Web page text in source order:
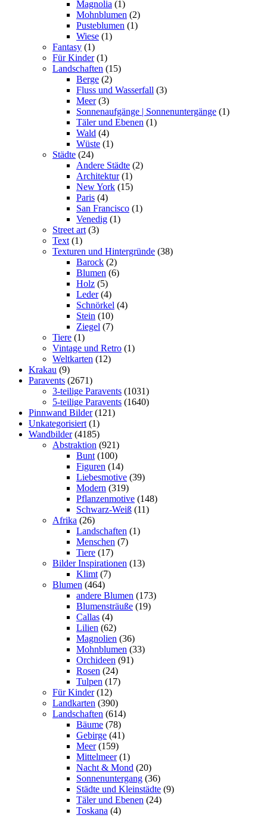
Magnolia (1)
Mohnblumen (2)
Pusteblumen (1)
Wiese (1)
Fantasy (1)
Für Kinder (1)
Landschaften (15)
Berge (2)
Fluss und Wasserfall (3)
Meer (3)
Sonnenaufgänge | Sonnenuntergänge (1)
Täler und Ebenen (1)
Wald (4)
Wüste (1)
Städte (24)
Andere Städte (2)
Architektur (1)
New York (15)
Paris (4)
San Francisco (1)
Venedig (1)
Street art (3)
Text (1)
Texturen und Hintergründe (38)
Barock (2)
Blumen (6)
Holz (5)
Leder (4)
Schnörkel (4)
Stein (10)
Ziegel (7)
Tiere (1)
Vintage und Retro (1)
Weltkarten (12)
Krakau (9)
Paravents (2671)
3-teilige Paravents (1031)
5-teilige Paravents (1640)
Pinnwand Bilder (121)
Unkategorisiert (1)
Wandbilder (4185)
Abstraktion (921)
Bunt (100)
Figuren (14)
Liebesmotive (39)
Modern (319)
Pflanzenmotive (148)
Schwarz-Weiß (11)
Afrika (26)
Landschaften (1)
Menschen (7)
Tiere (17)
Bilder Inspirationen (13)
Klimt (7)
Blumen (464)
andere Blumen (173)
Blumensträuße (19)
Callas (4)
Lilien (62)
Magnolien (36)
Mohnblumen (33)
Orchideen (91)
Rosen (24)
Tulpen (17)
Für Kinder (12)
Landkarten (390)
Landschaften (614)
Bäume (78)
Gebirge (41)
Meer (159)
Mittelmeer (1)
Nacht & Mond (20)
Sonnenuntergang (36)
Städte und Kleinstädte (9)
Täler und Ebenen (24)
Toskana (4)